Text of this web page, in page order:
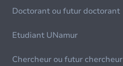
Doctorant ou futur doctorant
Etudiant UNamur
Chercheur ou futur chercheur